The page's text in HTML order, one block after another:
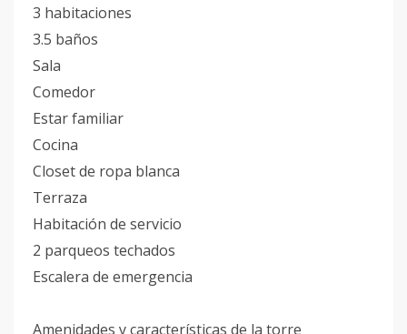
3 habitaciones
3.5 baños
Sala
Comedor
Estar familiar
Cocina
Closet de ropa blanca
Terraza
Habitación de servicio
2 parqueos techados
Escalera de emergencia
Amenidades y características de la torre